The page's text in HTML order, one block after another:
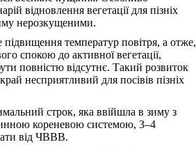
відновлення вегетації для пізніх
нерозкущеними.
підвищення температур повітря, а отже,
спокою до активної вегетації,
повністю відсутнє. Такий розвиток
несприятливий для посівів пізніх
строк, яка ввійшла в зиму з
кореневою системою, 3‒4
від ЧВВВ.